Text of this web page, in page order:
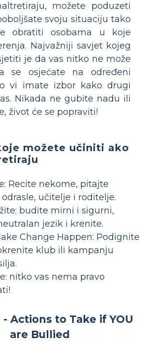
možete poduzeti
svoju situaciju tako
obratiti osobama u koje
Najvažniji savjet kojeg
je da vas nitko ne može
se osjećate na određeni
vi imate izbor kako drugi
Nikada ne gubite nadu ili
život će se popraviti!
možete učiniti ako
Recite nekome, pitajte
učitelje i roditelje.
budite mirni i sigurni,
jezik i krenite.
Change Happen: Podignite
klub ili kampanju
nitko vas nema pravo